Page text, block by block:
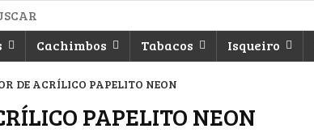
Cachimbos Tabacos Isqueiro
DE ACRÍLICO PAPELITO NEON
PAPELITO NEON